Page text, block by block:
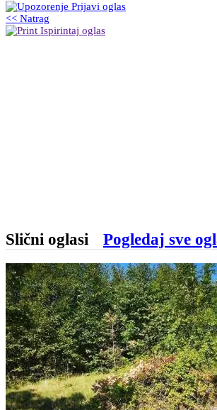
Prijavi oglas
<< Natrag
Ispirintaj oglas
Slični oglasi Pogledaj sve